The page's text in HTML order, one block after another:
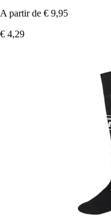
A partir de € 9,95
€ 4,29